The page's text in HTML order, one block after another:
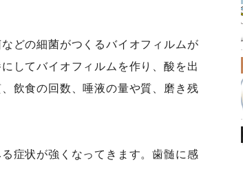
どの細菌がつくるバイオフィルムが
してバイオフィルムを作り、酸を出
飲食の回数、唾液の量や質、磨き残
症状が強くなってきます。歯髄に感